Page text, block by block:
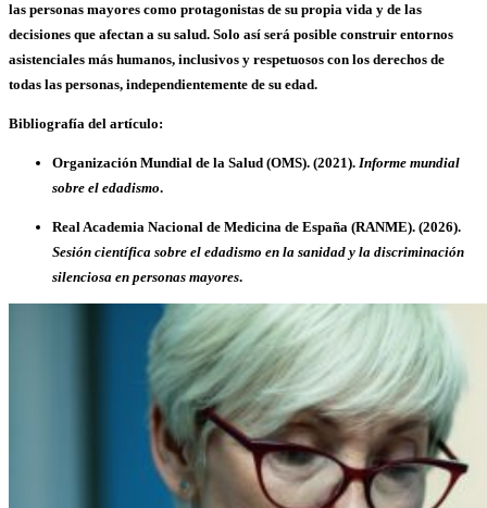
las personas mayores como protagonistas de su propia vida y de las
decisiones que afectan a su salud. Solo así será posible construir entornos
asistenciales más humanos, inclusivos y respetuosos con los derechos de
todas las personas, independientemente de su edad.
Bibliografía del artículo:
Organización Mundial de la Salud (OMS). (2021). Informe mundial
sobre el edadismo.
Real Academia Nacional de Medicina de España (RANME). (2026).
Sesión científica sobre el edadismo en la sanidad y la discriminación
silenciosa en personas mayores.